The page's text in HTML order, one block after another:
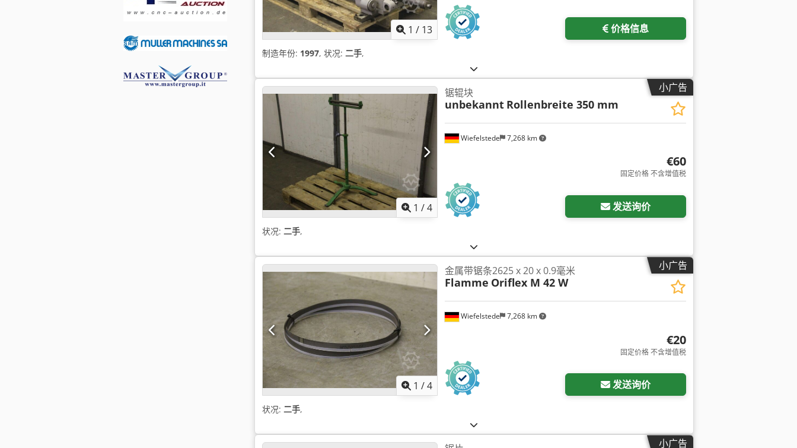
1 / 13 价格信息
制造年份: 1997, 状况: 二手,
小广告
1 /4
Wiefelstede 7,268 km
锯辊块
unbekannt Rollenbreite 350 mm
€60
固定价格 不含增值税
发送询价
状况: 二手,
小广告
1 /4
Wiefelstede 7,268 km
金属带锯条2625 x 20 x 0.9毫米
Flamme Oriflex M 42 W
€20
固定价格 不含增值税
发送询价
状况: 二手,
小广告